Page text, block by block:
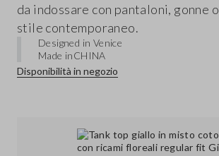
da indossare con pantaloni, gonne
stile contemporaneo.
Designed in Venice
Made inCHINA
Disponibilità in negozio